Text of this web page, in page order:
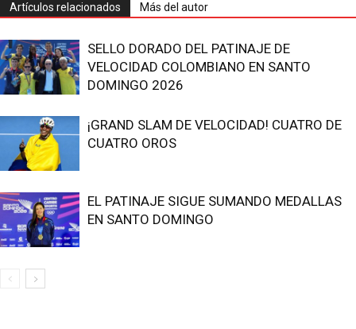
Artículos relacionados Más del autor
SELLO DORADO DEL PATINAJE DE
VELOCIDAD COLOMBIANO EN SANTO
DOMINGO 2026
¡GRAND SLAM DE VELOCIDAD! CUATRO DE
CUATRO OROS
EL PATINAJE SIGUE SUMANDO MEDALLAS
EN SANTO DOMINGO